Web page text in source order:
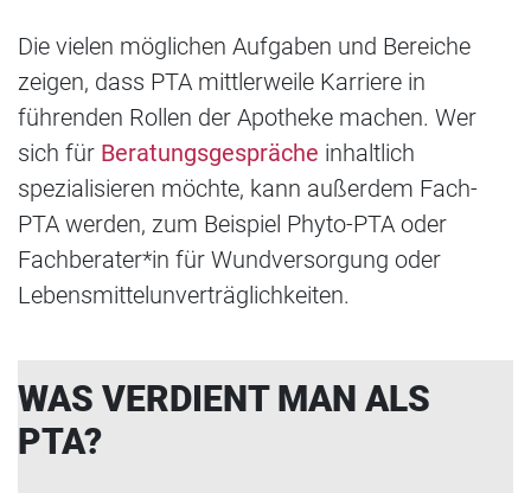
Die vielen möglichen Aufgaben und Bereiche
zeigen, dass PTA mittlerweile Karriere in
führenden Rollen der Apotheke machen. Wer
sich für Beratungsgespräche inhaltlich
spezialisieren möchte, kann außerdem Fach-
PTA werden, zum Beispiel Phyto-PTA oder
Fachberater*in für Wundversorgung oder
Lebensmittelunverträglichkeiten.
WAS VERDIENT MAN ALS
PTA?